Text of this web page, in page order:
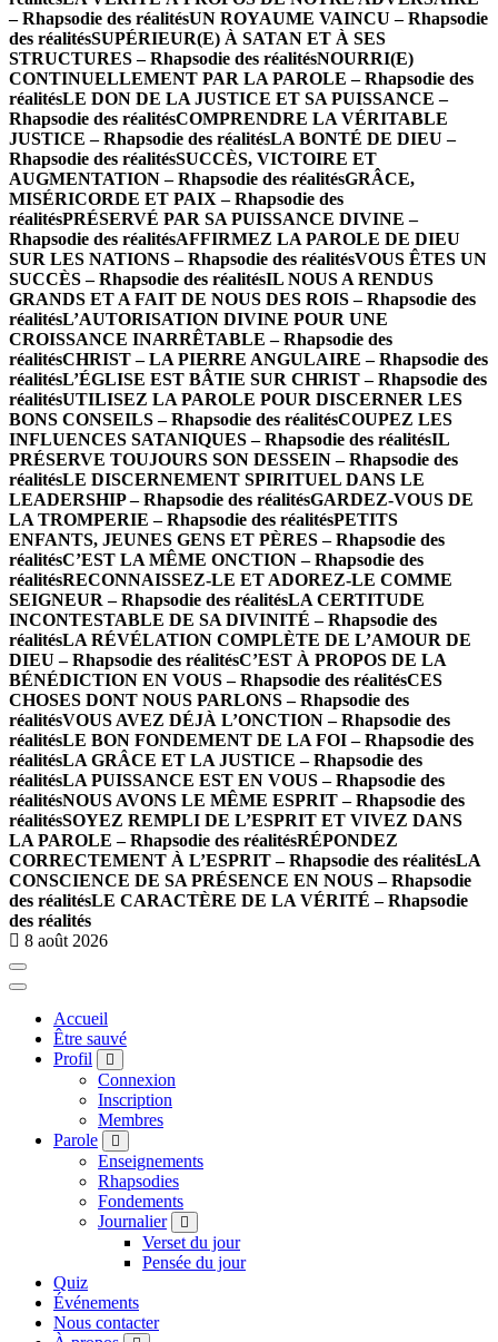
– Rhapsodie des réalitésUN ROYAUME VAINCU – Rhapsodie
des réalitésSUPÉRIEUR(E) À SATAN ET À SES
STRUCTURES – Rhapsodie des réalitésNOURRI(E)
CONTINUELLEMENT PAR LA PAROLE – Rhapsodie des
réalitésLE DON DE LA JUSTICE ET SA PUISSANCE –
Rhapsodie des réalitésCOMPRENDRE LA VÉRITABLE
JUSTICE – Rhapsodie des réalitésLA BONTÉ DE DIEU –
Rhapsodie des réalitésSUCCÈS, VICTOIRE ET
AUGMENTATION – Rhapsodie des réalitésGRÂCE,
MISÉRICORDE ET PAIX – Rhapsodie des
réalitésPRÉSERVÉ PAR SA PUISSANCE DIVINE –
Rhapsodie des réalitésAFFIRMEZ LA PAROLE DE DIEU
SUR LES NATIONS – Rhapsodie des réalitésVOUS ÊTES UN
SUCCÈS – Rhapsodie des réalitésIL NOUS A RENDUS
GRANDS ET A FAIT DE NOUS DES ROIS – Rhapsodie des
réalitésL’AUTORISATION DIVINE POUR UNE
CROISSANCE INARRÊTABLE – Rhapsodie des
réalitésCHRIST – LA PIERRE ANGULAIRE – Rhapsodie des
réalitésL’ÉGLISE EST BÂTIE SUR CHRIST – Rhapsodie des
réalitésUTILISEZ LA PAROLE POUR DISCERNER LES
BONS CONSEILS – Rhapsodie des réalitésCOUPEZ LES
INFLUENCES SATANIQUES – Rhapsodie des réalitésIL
PRÉSERVE TOUJOURS SON DESSEIN – Rhapsodie des
réalitésLE DISCERNEMENT SPIRITUEL DANS LE
LEADERSHIP – Rhapsodie des réalitésGARDEZ-VOUS DE
LA TROMPERIE – Rhapsodie des réalitésPETITS
ENFANTS, JEUNES GENS ET PÈRES – Rhapsodie des
réalitésC’EST LA MÊME ONCTION – Rhapsodie des
réalitésRECONNAISSEZ-LE ET ADOREZ-LE COMME
SEIGNEUR – Rhapsodie des réalitésLA CERTITUDE
INCONTESTABLE DE SA DIVINITÉ – Rhapsodie des
réalitésLA RÉVÉLATION COMPLÈTE DE L’AMOUR DE
DIEU – Rhapsodie des réalitésC’EST À PROPOS DE LA
BÉNÉDICTION EN VOUS – Rhapsodie des réalitésCES
CHOSES DONT NOUS PARLONS – Rhapsodie des
réalitésVOUS AVEZ DÉJÀ L’ONCTION – Rhapsodie des
réalitésLE BON FONDEMENT DE LA FOI – Rhapsodie des
réalitésLA GRÂCE ET LA JUSTICE – Rhapsodie des
réalitésLA PUISSANCE EST EN VOUS – Rhapsodie des
réalitésNOUS AVONS LE MÊME ESPRIT – Rhapsodie des
réalitésSOYEZ REMPLI DE L’ESPRIT ET VIVEZ DANS
LA PAROLE – Rhapsodie des réalitésRÉPONDEZ
CORRECTEMENT À L’ESPRIT – Rhapsodie des réalitésLA
CONSCIENCE DE SA PRÉSENCE EN NOUS – Rhapsodie
des réalitésLE CARACTÈRE DE LA VÉRITÉ – Rhapsodie
des réalités
8 août 2026
Accueil
Être sauvé
Profil
Connexion
Inscription
Membres
Parole
Enseignements
Rhapsodies
Fondements
Journalier
Verset du jour
Pensée du jour
Quiz
Événements
Nous contacter